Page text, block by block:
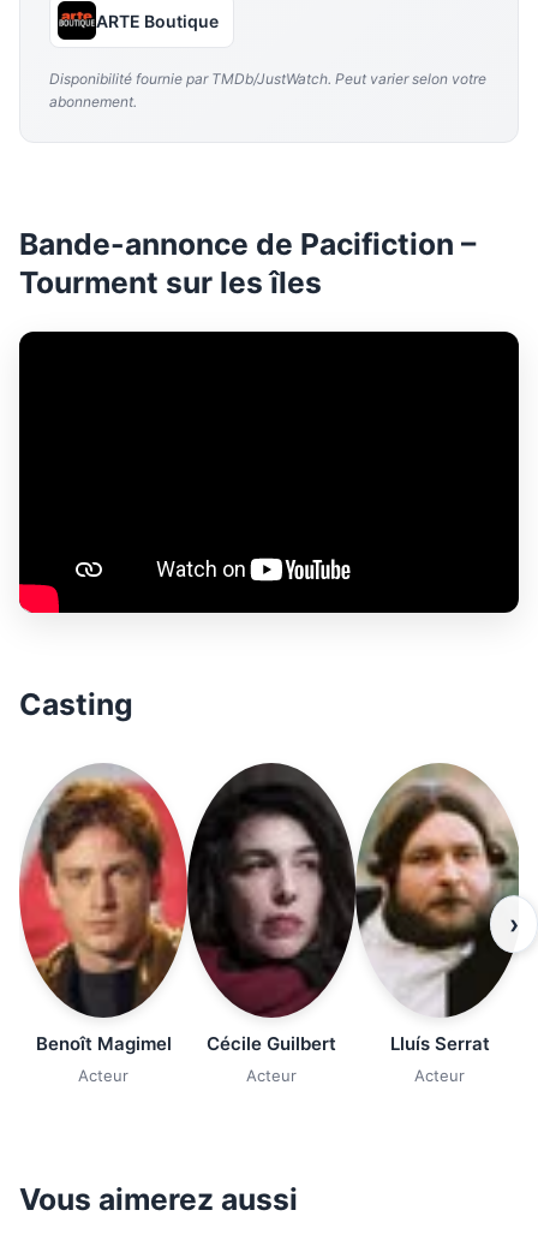
ARTE Boutique
Disponibilité fournie par TMDb/JustWatch. Peut varier selon votre
abonnement.
Bande-annonce de Pacifiction –
Tourment sur les îles
Casting
Benoît Magimel
Acteur
Cécile Guilbert
Acteur
Lluís Serrat
Acteur
›
Vous aimerez aussi